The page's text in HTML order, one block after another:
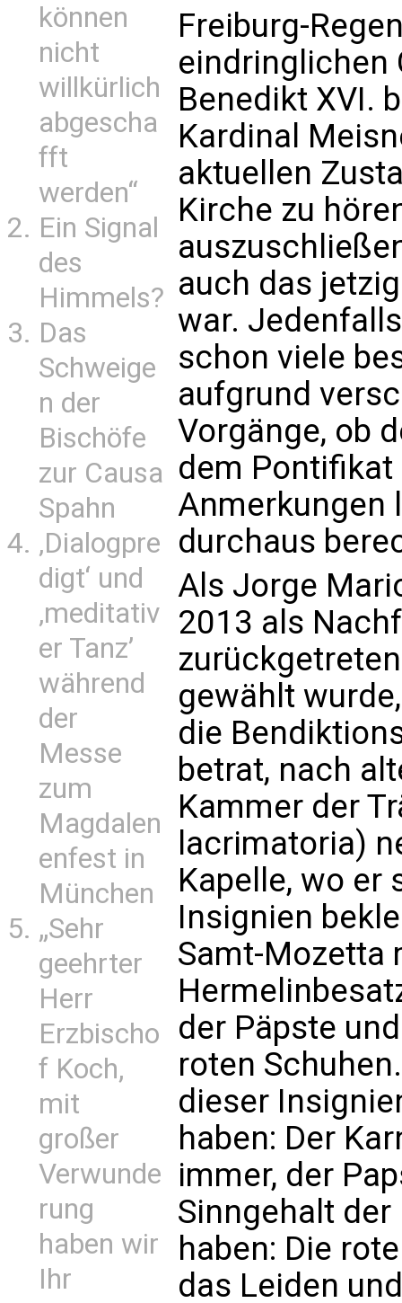
können
nicht
willkürlich
abgescha
fft
werden“
Ein Signal
des
Himmels?
Das
Schweige
n der
Bischöfe
zur Causa
Spahn
‚Dialogpre
digt‘ und
‚meditativ
er Tanz’
während
der
Messe
zum
Magdalen
enfest in
München
„Sehr
geehrter
Herr
Erzbischo
f Koch,
mit
großer
Verwunde
rung
haben wir
Ihr
Freiburg-
eindringlichen
Benedikt XVI.
Kardinal
aktuellen
Kirche zu
auch das
war.
schon viele
aufgrund
Vorgänge, ob
dem
Anmerkungen
durchaus
Als Jorge
2013 als
gewählt
die
betrat, nach
Kammer der
lacrimatoria)
Kapelle, wo er
Insignien
Samt-Mozetta
der Päpste
roten
dieser
haben: Der
immer, der
Sinngehalt
haben: Die
das Leiden